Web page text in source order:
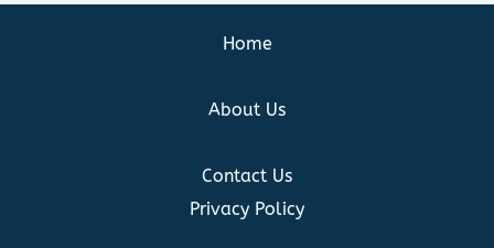
Home
About Us
Contact Us
Privacy Policy